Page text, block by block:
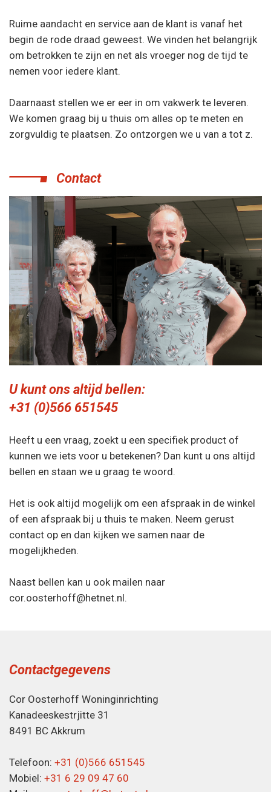
Ruime aandacht en service aan de klant is vanaf het
begin de rode draad geweest. We vinden het belangrijk
om betrokken te zijn en net als vroeger nog de tijd te
nemen voor iedere klant.
Daarnaast stellen we er eer in om vakwerk te leveren.
We komen graag bij u thuis om alles op te meten en
zorgvuldig te plaatsen. Zo ontzorgen we u van a tot z.
Contact
U kunt ons altijd bellen:
+31 (0)566 651545​
Heeft u een vraag, zoekt u een specifiek product of
kunnen we iets voor u betekenen? Dan kunt u ons altijd
bellen en staan we u graag te woord.
Het is ook altijd mogelijk om een afspraak in de winkel
of een afspraak bij u thuis te maken. Neem gerust
contact op en dan kijken we samen naar de
mogelijkheden.
Naast bellen kan u ook mailen naar
cor.oosterhoff@hetnet.nl.
Contactgegevens
Cor Oosterhoff Woninginrichting
Kanadeeskestrjitte 31
8491 BC Akkrum
Telefoon: +31 (0)566 651545
Mobiel: +31 6 29 09 47 60